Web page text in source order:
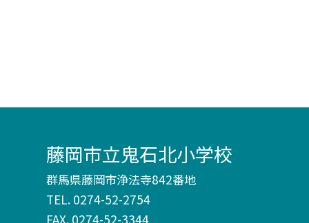
藤岡市立鬼石北小学校
群馬県藤岡市浄法寺842番地
TEL. 0274-52-2754
FAX. 0274-52-3344